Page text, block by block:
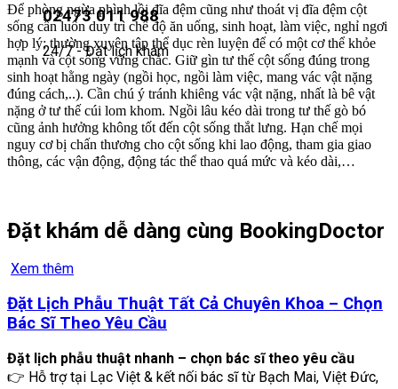
02473 011 988
24/7 - Đặt lịch khám
Để phòng ngừa phình lồi đĩa đệm cũng như thoát vị đĩa đệm cột
sống cần luôn duy trì chế độ ăn uống, sinh hoạt, làm việc, nghỉ ngơi
hợp lý; thường xuyên tập thể dục rèn luyện để có một cơ thể khỏe
mạnh và cột sống vững chắc. Giữ gìn tư thế cột sống đúng trong
sinh hoạt hằng ngày (ngồi học, ngồi làm việc, mang vác vật nặng
đúng cách,..). Cần chú ý tránh khiêng vác vật nặng, nhất là bê vật
nặng ở tư thế cúi lom khom. Ngồi lâu kéo dài trong tư thế gò bó
cũng ảnh hưởng không tốt đến cột sống thắt lưng. Hạn chế mọi
nguy cơ bị chấn thương cho cột sống khi lao động, tham gia giao
thông, các vận động, động tác thể thao quá mức và kéo dài,…
Đặt khám dễ dàng cùng BookingDoctor
Xem thêm
Đặt Lịch Phẫu Thuật Tất Cả Chuyên Khoa – Chọn
Bác Sĩ Theo Yêu Cầu
Đặt lịch phẫu thuật nhanh – chọn bác sĩ theo yêu cầu
👉 Hỗ trợ tại Lạc Việt & kết nối bác sĩ từ Bạch Mai, Việt Đức,